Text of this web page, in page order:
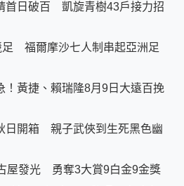
首日破百 凱旋青樹43戶接力招
足 福爾摩沙七人制串起亞洲足
！黃捷、賴瑞隆8月9日大遠百挽
日開箱 親子武俠到生死黑色幽
屋發光 勇奪3大賞9白金9金獎